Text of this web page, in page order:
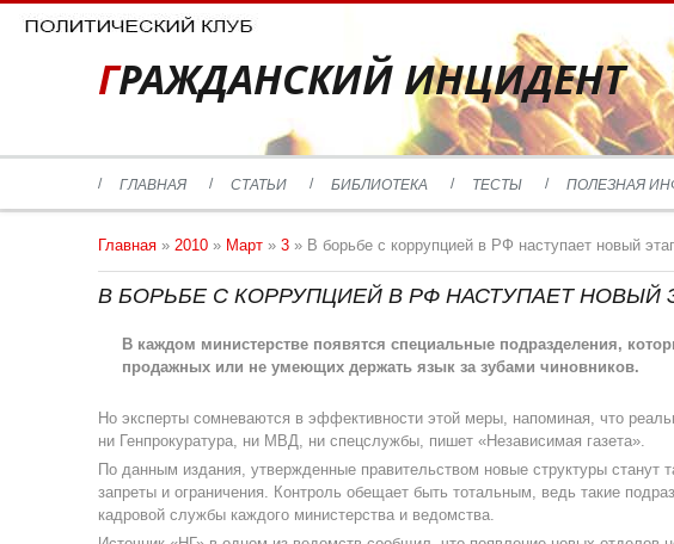
ГРАЖДАНСКИЙ ИНЦИДЕНТ
ГЛАВНАЯ СТАТЬИ БИБЛИОТЕКА ТЕСТЫ ПОЛЕЗНАЯ
Главная » 2010 » Март » 3 » В борьбе с коррупцией в РФ наступает новый
В БОРЬБЕ С КОРРУПЦИЕЙ В РФ НАСТУПАЕТ НОВЫЙ
В каждом министерстве появятся специальные подразделения,
продажных или не умеющих держать язык за зубами чиновников.
Но эксперты сомневаются в эффективности этой меры, напоминая, что
ни Генпрокуратура, ни МВД, ни спецслужбы, пишет «Независимая газета».
По данным издания, утвержденные правительством новые структуры станут
запреты и ограничения. Контроль обещает быть тотальным, ведь такие
кадровой службы каждого министерства и ведомства.